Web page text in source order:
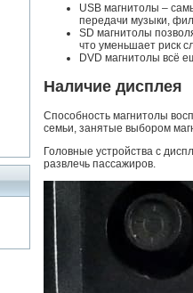
USB магнитолы –
передачи музыки,
SD магнитолы
что уменьшает риск
DVD магнитолы всё
Наличие дисплея
Способность магнитолы
семьи, занятые выбором
Головные устройства с
развлечь пассажиров.